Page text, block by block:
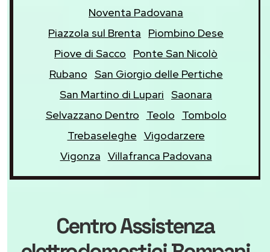
Noventa Padovana
Piazzola sul Brenta
Piombino Dese
Piove di Sacco
Ponte San Nicolò
Rubano San Giorgio delle Pertiche
San Martino di Lupari Saonara
Selvazzano Dentro
Teolo
Tombolo
Trebaseleghe Vigodarzere
Vigonza Villafranca Padovana
Centro Assistenza